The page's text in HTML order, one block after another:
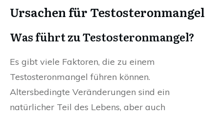
Ursachen für Testosteronmangel
Was führt zu Testosteronmangel?
Es gibt viele Faktoren, die zu einem
Testosteronmangel führen können.
Altersbedingte Veränderungen sind ein
natürlicher Teil des Lebens, aber auch